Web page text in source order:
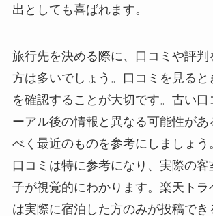
出としても喜ばれます。
旅行先を決める際に、口コミや評判
方は多いでしょう。口コミを見ると
を確認することが大切です。古い口
ーアル後の情報と異なる可能性があ
べく最近のものを参考にしましょう
口コミは特に参考になり、実際の客
子が視覚的にわかります。楽天トラ
は実際に宿泊した方のみが投稿でき